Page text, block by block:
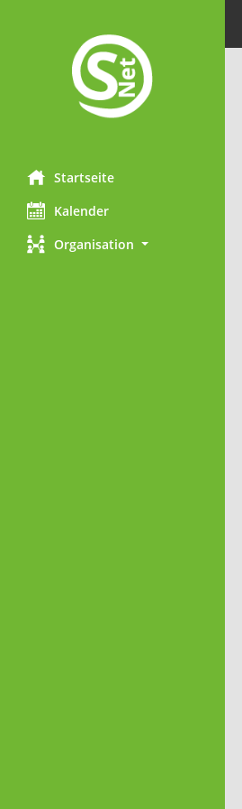
Startseite
Kalender
Organisation